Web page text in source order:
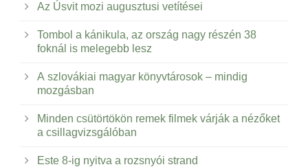
Az Úsvit mozi augusztusi vetítései
Tombol a kánikula, az ország nagy részén 38
foknál is melegebb lesz
A szlovákiai magyar könyvtárosok – mindig
mozgásban
Minden csütörtökön remek filmek várják a nézőket
a csillagvizsgálóban
Este 8-ig nyitva a rozsnyói strand